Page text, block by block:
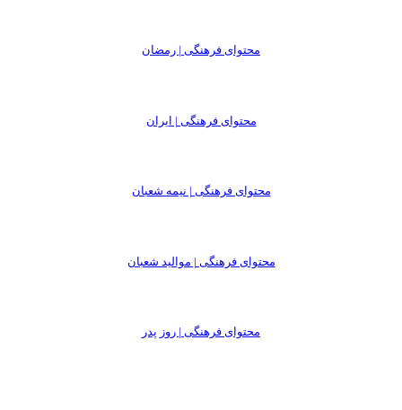
محتوای فرهنگی | رمضان
محتوای فرهنگی | ایران
محتوای فرهنگی | نیمه شعبان
محتوای فرهنگی | موالید شعبان
محتوای فرهنگی | روز پدر